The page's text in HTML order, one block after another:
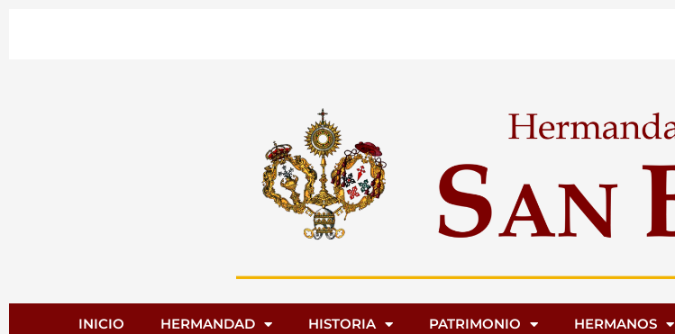
INICIO HERMANDAD HISTORIA PATRIMONIO HERMANOS